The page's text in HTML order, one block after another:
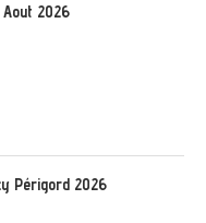
2026
Périgord 2026